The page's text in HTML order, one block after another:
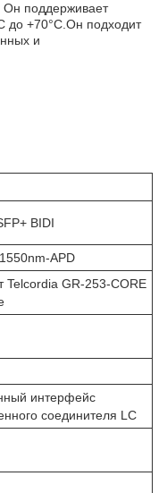
Он поддерживает
до +70°C.Он подходит
и
BIDI
APD
Telcordia GR-253-CORE
интерфейс
соединителя LC